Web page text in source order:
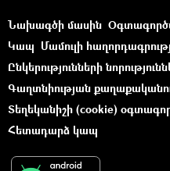
Նախագծի մասին
Կապ Մամուլի
Ընկերությունների
Գաղտնիության
Տեղեկանիշի (cookie)
Հետադարձ կապ